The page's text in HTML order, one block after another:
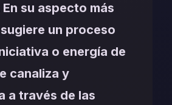
su aspecto más
un proceso
o energía de
canaliza y
a través de las